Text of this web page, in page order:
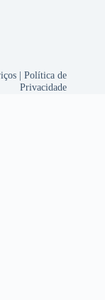
|Política de
Privacidade